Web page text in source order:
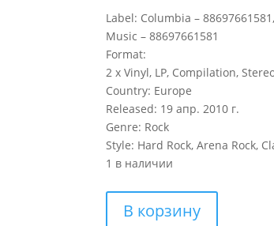
Label: Columbia –
Music – 88697661581
Format:
2 x Vinyl, LP, Compilation,
Country: Europe
Released: 19 апр. 2010 г.
Genre: Rock
Style: Hard Rock, Arena Rock,
1 в наличии
товара
В корзину